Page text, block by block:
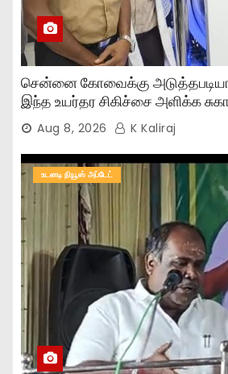
சென்னை கோவைக்கு
இந்த உயர்தர சிகிச்சை அளிக்க
Aug 8, 2026 K Kaliraj
உடனடி நியூஸ் அப்டேட்